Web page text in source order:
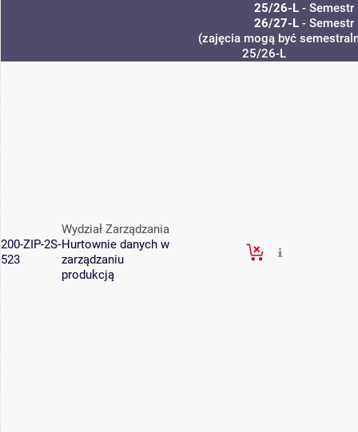
25/26-L- Semestr
26/27-L- Semestr
(zajęcia mogą być
25/26-L
200-ZIP-2S-
523
Wydział Zarządzania
Hurtownie danych w
zarządzaniu
produkcją